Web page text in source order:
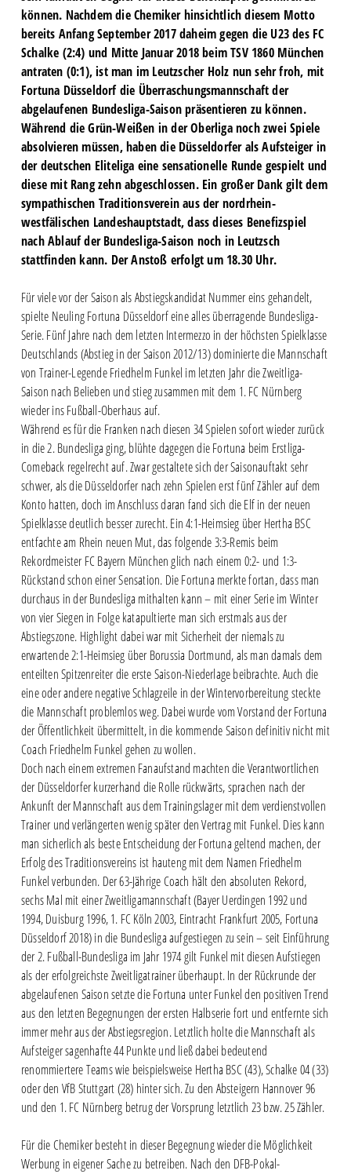
können. Nachdem die Chemiker hinsichtlich diesem Motto
bereits Anfang September 2017 daheim gegen die U23 des FC
Schalke (2:4) und Mitte Januar 2018 beim TSV 1860 München
antraten (0:1), ist man im Leutzscher Holz nun sehr froh, mit
Fortuna Düsseldorf die Überraschungsmannschaft der
abgelaufenen Bundesliga-Saison präsentieren zu können.
Während die Grün-Weißen in der Oberliga noch zwei Spiele
absolvieren müssen, haben die Düsseldorfer als Aufsteiger in
der deutschen Eliteliga eine sensationelle Runde gespielt und
diese mit Rang zehn abgeschlossen. Ein großer Dank gilt dem
sympathischen Traditionsverein aus der nordrhein-
westfälischen Landeshauptstadt, dass dieses Benefizspiel
nach Ablauf der Bundesliga-Saison noch in Leutzsch
stattfinden kann. Der Anstoß erfolgt um 18.30 Uhr.
Für viele vor der Saison als Abstiegskandidat Nummer eins gehandelt,
spielte Neuling Fortuna Düsseldorf eine alles überragende Bundesliga-
Serie. Fünf Jahre nach dem letzten Intermezzo in der höchsten Spielklasse
Deutschlands (Abstieg in der Saison 2012/13) dominierte die Mannschaft
von Trainer-Legende Friedhelm Funkel im letzten Jahr die Zweitliga-
Saison nach Belieben und stieg zusammen mit dem 1. FC Nürnberg
wieder ins Fußball-Oberhaus auf.
Während es für die Franken nach diesen 34 Spielen sofort wieder zurück
in die 2. Bundesliga ging, blühte dagegen die Fortuna beim Erstliga-
Comeback regelrecht auf. Zwar gestaltete sich der Saisonauftakt sehr
schwer, als die Düsseldorfer nach zehn Spielen erst fünf Zähler auf dem
Konto hatten, doch im Anschluss daran fand sich die Elf in der neuen
Spielklasse deutlich besser zurecht. Ein 4:1-Heimsieg über Hertha BSC
entfachte am Rhein neuen Mut, das folgende 3:3-Remis beim
Rekordmeister FC Bayern München glich nach einem 0:2- und 1:3-
Rückstand schon einer Sensation. Die Fortuna merkte fortan, dass man
durchaus in der Bundesliga mithalten kann – mit einer Serie im Winter
von vier Siegen in Folge katapultierte man sich erstmals aus der
Abstiegszone. Highlight dabei war mit Sicherheit der niemals zu
erwartende 2:1-Heimsieg über Borussia Dortmund, als man damals dem
enteilten Spitzenreiter die erste Saison-Niederlage beibrachte. Auch die
eine oder andere negative Schlagzeile in der Wintervorbereitung steckte
die Mannschaft problemlos weg. Dabei wurde vom Vorstand der Fortuna
der Öffentlichkeit übermittelt, in die kommende Saison definitiv nicht mit
Coach Friedhelm Funkel gehen zu wollen.
Doch nach einem extremen Fanaufstand machten die Verantwortlichen
der Düsseldorfer kurzerhand die Rolle rückwärts, sprachen nach der
Ankunft der Mannschaft aus dem Trainingslager mit dem verdienstvollen
Trainer und verlängerten wenig später den Vertrag mit Funkel. Dies kann
man sicherlich als beste Entscheidung der Fortuna geltend machen, der
Erfolg des Traditionsvereins ist hauteng mit dem Namen Friedhelm
Funkel verbunden. Der 63-Jährige Coach hält den absoluten Rekord,
sechs Mal mit einer Zweitligamannschaft (Bayer Uerdingen 1992 und
1994, Duisburg 1996, 1. FC Köln 2003, Eintracht Frankfurt 2005, Fortuna
Düsseldorf 2018) in die Bundesliga aufgestiegen zu sein – seit Einführung
der 2. Fußball-Bundesliga im Jahr 1974 gilt Funkel mit diesen Aufstiegen
als der erfolgreichste Zweitligatrainer überhaupt. In der Rückrunde der
abgelaufenen Saison setzte die Fortuna unter Funkel den positiven Trend
aus den letzten Begegnungen der ersten Halbserie fort und entfernte sich
immer mehr aus der Abstiegsregion. Letztlich holte die Mannschaft als
Aufsteiger sagenhafte 44 Punkte und ließ dabei bedeutend
renommiertere Teams wie beispielsweise Hertha BSC (43), Schalke 04 (33)
oder den VfB Stuttgart (28) hinter sich. Zu den Absteigern Hannover 96
und den 1. FC Nürnberg betrug der Vorsprung letztlich 23 bzw. 25 Zähler.
Für die Chemiker besteht in dieser Begegnung wieder die Möglichkeit
Werbung in eigener Sache zu betreiben. Nach den DFB-Pokal-